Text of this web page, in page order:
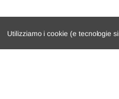
Utilizziamo i cookie (e tecnologie